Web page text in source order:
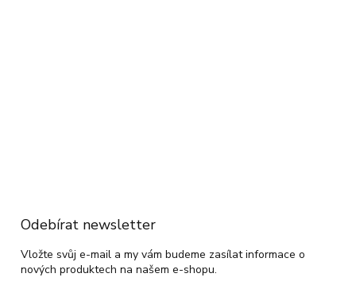
Odebírat newsletter
Vložte svůj e-mail a my vám budeme zasílat informace o
nových produktech na našem e-shopu.